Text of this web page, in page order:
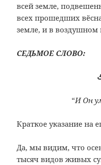
всей земле,
всех прошедших
земле, и в воздушном
СЕДЬМОЕ СЛОВО:
“И Он
Краткое указание на
Да, мы видим, что
тысяч видов живых